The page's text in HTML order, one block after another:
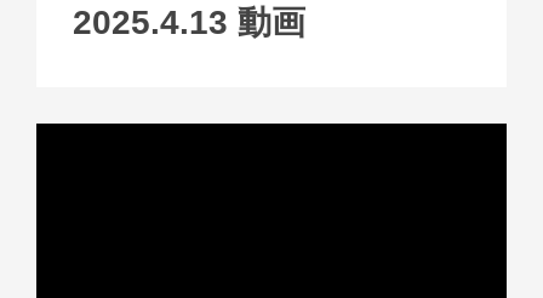
2025.4.13 動画